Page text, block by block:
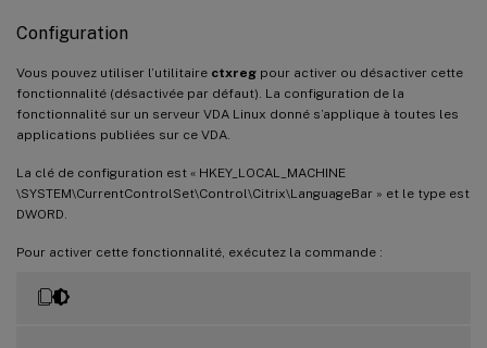
Configuration
Vous pouvez utiliser l’utilitaire ctxreg pour activer ou désactiver cette
fonctionnalité (désactivée par défaut). La configuration de la
fonctionnalité sur un serveur VDA Linux donné s’applique à toutes les
applications publiées sur ce VDA.
La clé de configuration est « HKEY_LOCAL_MACHINE
\SYSTEM\CurrentControlSet\Control\Citrix\LanguageBar » et le type est
DWORD.
Pour activer cette fonctionnalité, exécutez la commande :